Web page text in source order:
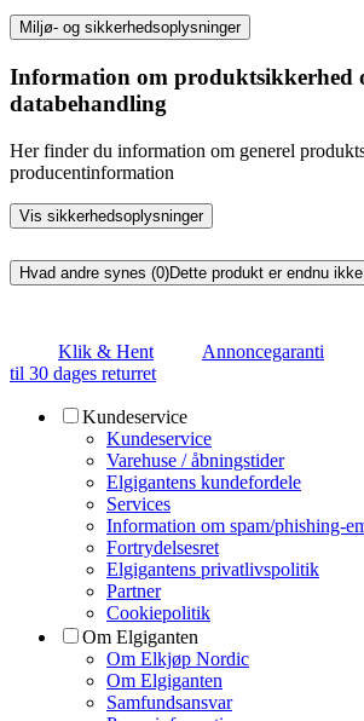
Miljø- og sikkerhedsoplysninger
Information om produktsikkerhed
databehandling
Her finder du information om generel
producentinformation
Vis sikkerhedsoplysninger
Hvad andre synes (0)Dette produkt er endnu
Klik & Hent Annoncegaranti
til 30 dages returret
Kundeservice
Kundeservice
Varehuse / åbningstider
Elgigantens kundefordele
Services
Information om spam/phishing-
Fortrydelsesret
Elgigantens privatlivspolitik
Partner
Cookiepolitik
Om Elgiganten
Om Elkjøp Nordic
Om Elgiganten
Samfundsansvar